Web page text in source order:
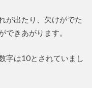
が出たり、欠けがでた
できあがります。
字は10とされていまし